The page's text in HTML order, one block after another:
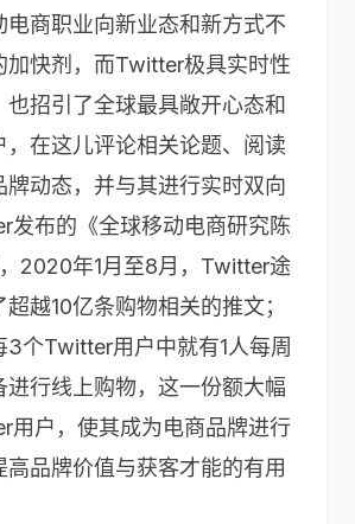
电商职业向新业态和新方式不
加快剂，而Twitter极具实时性
也招引了全球最具敞开心态和
，在这儿评论相关论题、阅读
牌动态，并与其进行实时双向
发布的《全球移动电商研究陈
2020年1月至8月，Twitter途
越10亿条购物相关的推文；
3个Twitter用户中就有1人每周
进行线上购物，这一份额大幅
用户，使其成为电商品牌进行
高品牌价值与获客才能的有用